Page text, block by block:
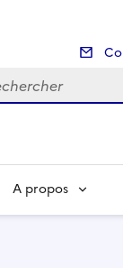
A propos